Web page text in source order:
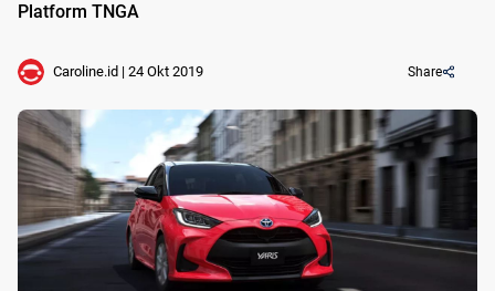
Platform TNGA
Caroline.id | 24 Okt 2019 Share